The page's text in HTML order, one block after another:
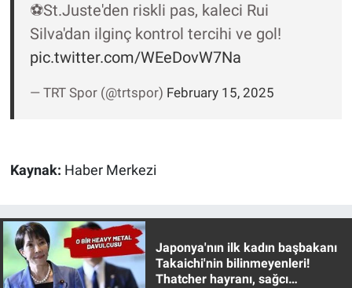
⚽St.Juste'den riskli pas, kaleci Rui
Silva'dan ilginç kontrol tercihi ve gol!
pic.twitter.com/WEeDovW7Na
— TRT Spor (@trtspor) February 15, 2025
Kaynak: Haber Merkezi
Japonya'nın ilk kadın başbakanı
Takaichi'nin bilinmeyenleri!
Thatcher hayranı, sağcı
Nedir
Teknoloji
Türkiye'nin Geleceği